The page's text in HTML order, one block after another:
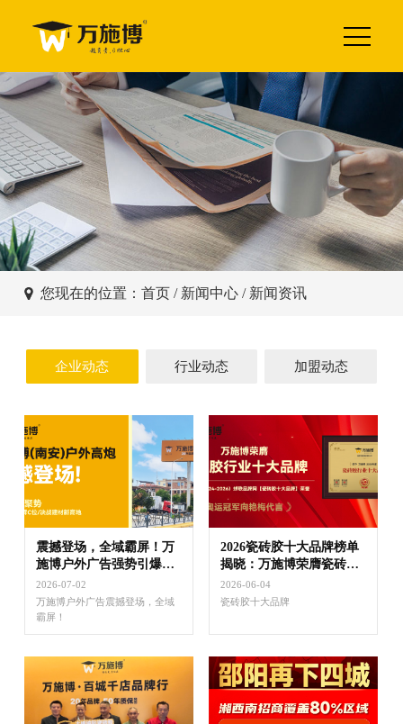
您现在的位置： 首页/ 新闻中心/ 新闻资讯
企业动态 行业动态 加盟动态
震撼登场，全域霸屏！万
施博户外广告强势引爆南
安市场
2026-07-02
万施博户外广告震撼登场，全域
霸屏！
2026瓷砖胶十大品牌榜单
揭晓：万施博荣膺瓷砖胶
十大品牌！
2026-06-04
瓷砖胶十大品牌